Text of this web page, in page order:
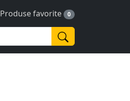
Produse favorite 0